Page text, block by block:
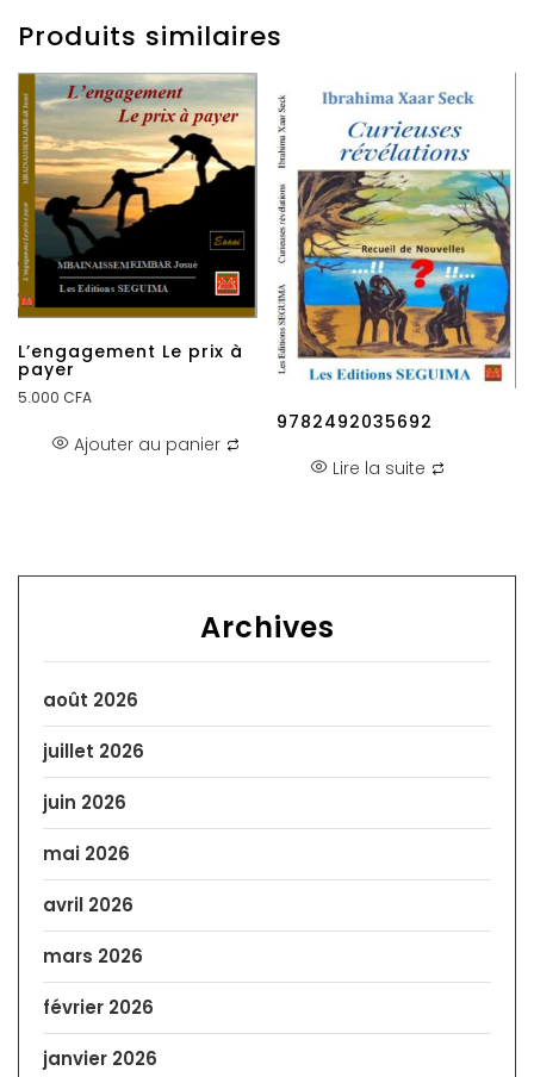
Produits similaires
L’engagement Le prix à
payer
5.000 CFA
Ajouter au panier
9782492035692
Lire la suite
Archives
août 2026
juillet 2026
juin 2026
mai 2026
avril 2026
mars 2026
février 2026
janvier 2026